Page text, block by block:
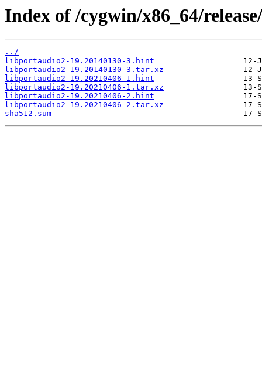
Index of /cygwin/x86_64/
../
libportaudio2-19.20140130-3.hint
libportaudio2-19.20140130-3.tar.xz
libportaudio2-19.20210406-1.hint
libportaudio2-19.20210406-1.tar.xz
libportaudio2-19.20210406-2.hint
libportaudio2-19.20210406-2.tar.xz
sha512.sum